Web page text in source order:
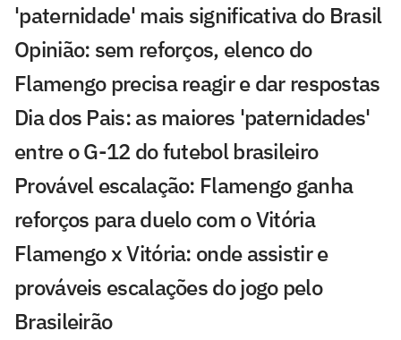
'paternidade' mais significativa do Brasil
Opinião: sem reforços, elenco do
Flamengo precisa reagir e dar respostas
Dia dos Pais: as maiores 'paternidades'
entre o G-12 do futebol brasileiro
Provável escalação: Flamengo ganha
reforços para duelo com o Vitória
Flamengo x Vitória: onde assistir e
prováveis escalações do jogo pelo
Brasileirão